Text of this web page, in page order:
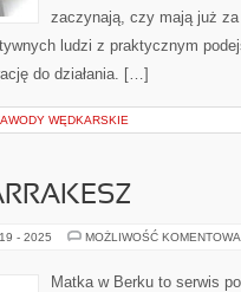
zaczynają, czy mają już
ludzi z praktycznym
do działania. […]
WĘDKARSKIE
- 2025 MOŻLIWOŚĆ
Matka w Berku to serwis